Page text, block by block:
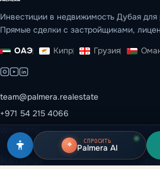
Инвестиции в недвижимость Дубая для
Прямые сделки с застройщиками,
ОАЭ Кипр Грузия
team@palmera.realestate
+971 54 215 4066
WhatsApp →
Каталог
СПРОСИТЬ
Palmera AI